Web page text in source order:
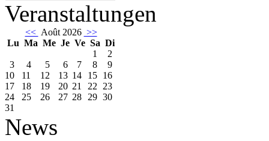
Veranstaltungen
<< Août 2026 >>
Lu Ma Me Je Ve Sa Di
1
2
3
4 5 6 7 8
9
10
11 12 13 14 15 16
17
18 19 20 21 22 23
24
25 26 27 28 29 30
31
News